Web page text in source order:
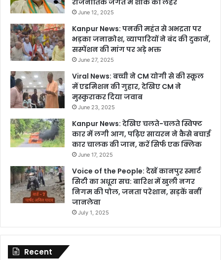
राजनीतिक जगत में शोक की लहर
June 12, 2025
Kanpur News: पनकी महंत से अभद्रता पर
भड़का जनाक्रोश, व्यापारियों ने बंद की दुकानें,
सस्पेंशन की मांग पर अड़े भक्त
June 27, 2025
Viral News: बच्ची ने CM योगी से की स्कूल
में एडमिशन की गुहार, देखिए CM ने
मुस्कुराकर दिया जवाब
June 23, 2025
Kanpur News: देखिए चलते-चलते स्विफ्ट
कार में लगी आग, पढ़िए सायरन ने कैसे बचाई
कार चालक की जान, करें सिर्फ एक क्लिक
June 17, 2025
Voice of the People: देखें कानपुर स्मार्ट
सिटी का अधूरा सच: बारिश में खुली नगर
निगम की पोल, जनता परेशान, सड़कें बनीं
जानलेवा
July 1, 2025
Recent